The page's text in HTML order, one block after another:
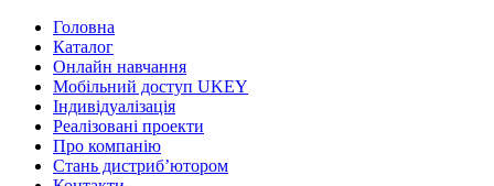
Головна
Каталог
Онлайн навчання
Мобільний доступ UKEY
Індивідуалізація
Реалізовані проекти
Про компанію
Стань дистриб’ютором